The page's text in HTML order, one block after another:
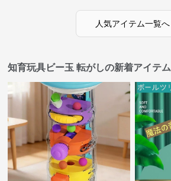
人気アイテム一覧へ
知育玩具ビー玉 転がしの新着アイテム